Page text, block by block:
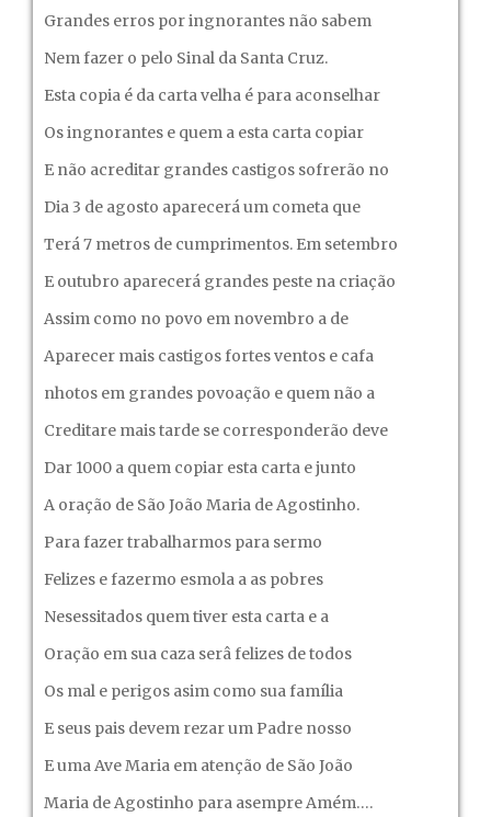
Grandes erros por ingnorantes não sabem
Nem fazer o pelo Sinal da Santa Cruz.
Esta copia é da carta velha é para aconselhar
Os ingnorantes e quem a esta carta copiar
E não acreditar grandes castigos sofrerão no
Dia 3 de agosto aparecerá um cometa que
Terá 7 metros de cumprimentos. Em setembro
E outubro aparecerá grandes peste na criação
Assim como no povo em novembro a de
Aparecer mais castigos fortes ventos e cafa
nhotos em grandes povoação e quem não a
Creditare mais tarde se corresponderão deve
Dar 1000 a quem copiar esta carta e junto
A oração de São João Maria de Agostinho.
Para fazer trabalharmos para sermo
Felizes e fazermo esmola a as pobres
Nesessitados quem tiver esta carta e a
Oração em sua caza serâ felizes de todos
Os mal e perigos asim como sua família
E seus pais devem rezar um Padre nosso
E uma Ave Maria em atenção de São João
Maria de Agostinho para asempre Amém….